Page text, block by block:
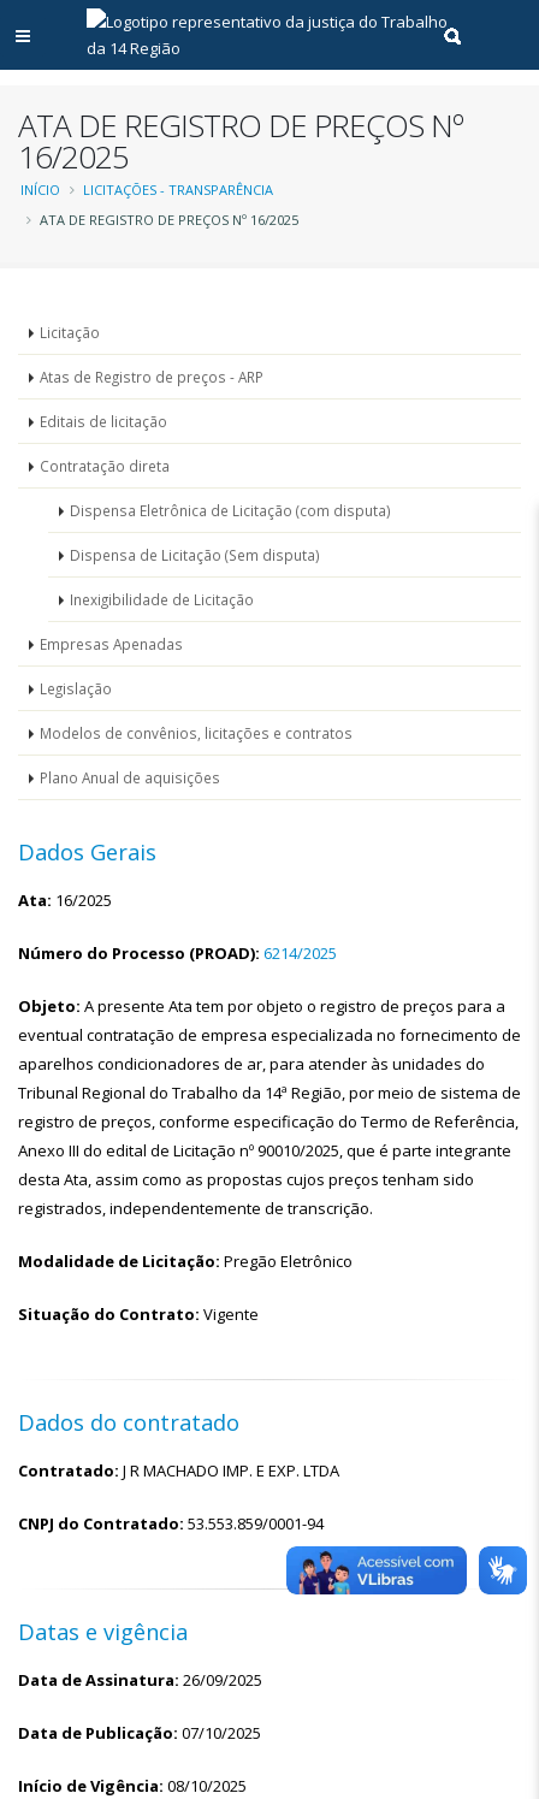
Abrir menu principal
Realizar
ATA DE REGISTRO DE PREÇOS Nº
16/2025
Trilha
INÍCIO
LICITAÇÕES - TRANSPARÊNCIA
ATA DE REGISTRO DE PREÇOS Nº 16/2025
Menu
Licitações
Licitação
Atas de Registro de preços - ARP
Editais de licitação
Contratação direta
Dispensa Eletrônica de Licitação (com disputa)
Dispensa de Licitação (Sem disputa)
Inexigibilidade de Licitação
Empresas Apenadas
Legislação
Modelos de convênios, licitações e contratos
Plano Anual de aquisições
Dados Gerais
Ata: 16/2025
Número do Processo (PROAD): 6214/2025
Objeto: A presente Ata tem por objeto o registro de preços para a
eventual contratação de empresa especializada no fornecimento de
aparelhos condicionadores de ar, para atender às unidades do
Tribunal Regional do Trabalho da 14ª Região, por meio de sistema de
registro de preços, conforme especificação do Termo de Referência,
Anexo III do edital de Licitação nº 90010/2025, que é parte integrante
desta Ata, assim como as propostas cujos preços tenham sido
registrados, independentemente de transcrição.
Modalidade de Licitação: Pregão Eletrônico
Situação do Contrato: Vigente
Dados do contratado
Contratado: J R MACHADO IMP. E EXP. LTDA
CNPJ do Contratado: 53.553.859/0001-94
Datas e vigência
Data de Assinatura: 26/09/2025
Data de Publicação: 07/10/2025
Início de Vigência: 08/10/2025